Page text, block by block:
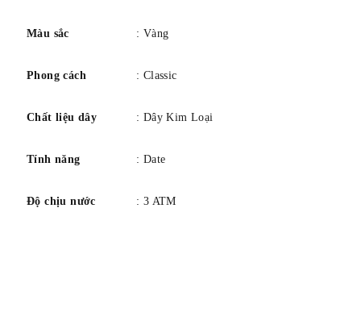
Màu sắc : Vàng
Phong cách : Classic
Chất liệu dây : Dây Kim Loại
Tính năng : Date
Độ chịu nước : 3 ATM